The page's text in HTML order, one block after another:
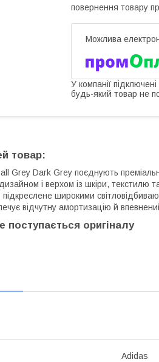
повернення товару
У компанії
будь-який товар не
товар:
Grey Dark Grey поєднують
і верхом із шкіри, текстилю
широкими
відчутну амортизацію й
поступається оригіналу
Adidas